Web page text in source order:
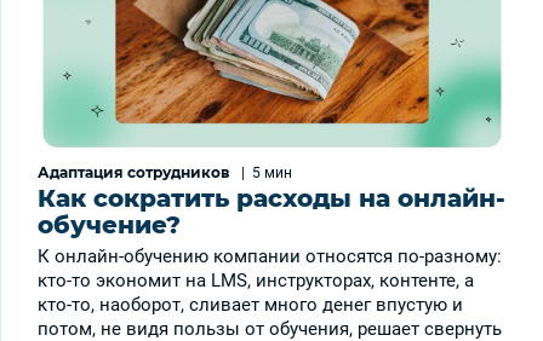
Адаптация сотрудников 5 мин
Как сократить расходы на онлайн-
обучение?
К онлайн-обучению компании относятся по-разному:
кто-то экономит на LMS, инструкторах, контенте, а
кто-то, наоборот, сливает много денег впустую и
потом, не видя пользы от обучения, решает свернуть